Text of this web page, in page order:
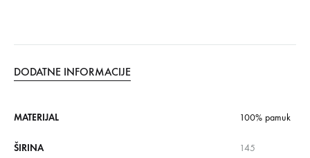
DODATNE INFORMACIJE
MATERIJAL 100% pamuk
ŠIRINA 145